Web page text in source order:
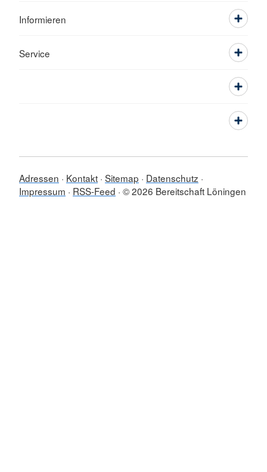
Informieren
Service
Adressen Kontakt Sitemap
Datenschutz
Impressum
RSS-Feed © 2026 Bereitschaft Löningen